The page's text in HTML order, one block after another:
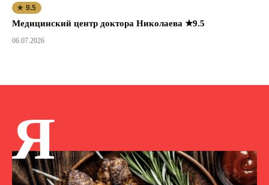
★ 9.5
Медицинский центр доктора Николаева ★9.5
06.07.2026
Я